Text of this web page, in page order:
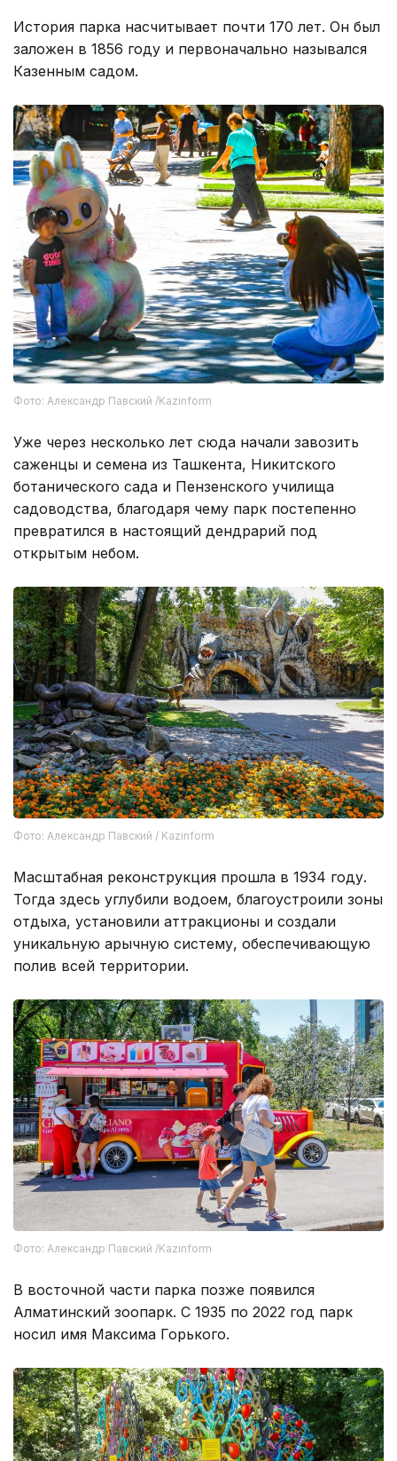
История парка насчитывает почти 170 лет. Он был
заложен в 1856 году и первоначально назывался
Казенным садом.
Фото: Александр Павский /Kazinform
Уже через несколько лет сюда начали завозить
саженцы и семена из Ташкента, Никитского
ботанического сада и Пензенского училища
садоводства, благодаря чему парк постепенно
превратился в настоящий дендрарий под
открытым небом.
Фото: Александр Павский / Kazinform
Масштабная реконструкция прошла в 1934 году.
Тогда здесь углубили водоем, благоустроили зоны
отдыха, установили аттракционы и создали
уникальную арычную систему, обеспечивающую
полив всей территории.
Фото: Александр Павский /Kazinform
В восточной части парка позже появился
Алматинский зоопарк. С 1935 по 2022 год парк
носил имя Максима Горького.